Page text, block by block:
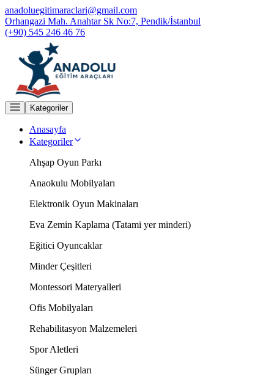
anadoluegitimaraclari@gmail.com
Orhangazi Mah. Anahtar Sk No:7, Pendik/İstanbul
(+90) 545 246 46 76
Kategoriler
Anasayfa
Kategoriler
Ahşap Oyun Parkı
Anaokulu Mobilyaları
Elektronik Oyun Makinaları
Eva Zemin Kaplama (Tatami yer minderi)
Eğitici Oyuncaklar
Minder Çeşitleri
Montessori Materyalleri
Ofis Mobilyaları
Rehabilitasyon Malzemeleri
Spor Aletleri
Sünger Grupları